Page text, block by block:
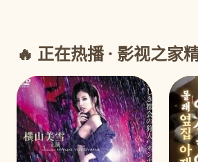
🔥 正在热播 · 影视之家